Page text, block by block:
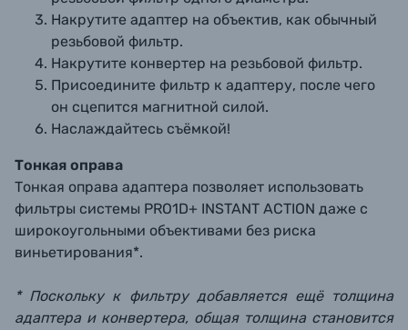
Накрутите адаптер на объектив, как обычный
резьбовой фильтр.
Накрутите конвертер на резьбовой фильтр.
Присоедините фильтр к адаптеру, после чего
он сцепится магнитной силой.
Наслаждайтесь съёмкой!
Тонкая оправа
Тонкая оправа адаптера позволяет использовать
фильтры системы PRO1D+ INSTANT ACTION даже с
широкоугольными объективами без риска
виньетирования*.
* Поскольку к фильтру добавляется ещё толщина
адаптера и конвертера, общая толщина становится